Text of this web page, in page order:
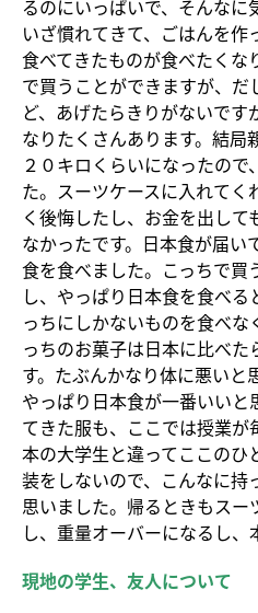
るのにいっぱいで、そんなに
いざ慣れてきて、ごはんを作
食べてきたものが食べたくな
で買うことができますが、
ど、あげたらきりがないで
なりたくさんあります。結局
２０キロくらいになったの
た。スーツケースに入れて
く後悔したし、お金を出し
なかったです。日本食が届
食を食べました。こっちで買
し、やっぱり日本食を食べ
っちにしかないものを食べな
っちのお菓子は日本に比べ
す。たぶんかなり体に悪いと
やっぱり日本食が一番いい
てきた服も、ここでは授業
本の大学生と違ってここのひ
装をしないので、こんなに持
思いました。帰るときもスー
し、重量オーバーになるし、
現地の学生、友人について